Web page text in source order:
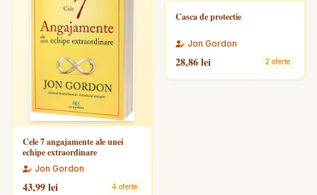
Cele 7 angajamente ale unei
echipe extraordinare
Jon Gordon
43,99 lei 4 oferte
Casca de protectie
Jon Gordon
28,86 lei 2 oferte